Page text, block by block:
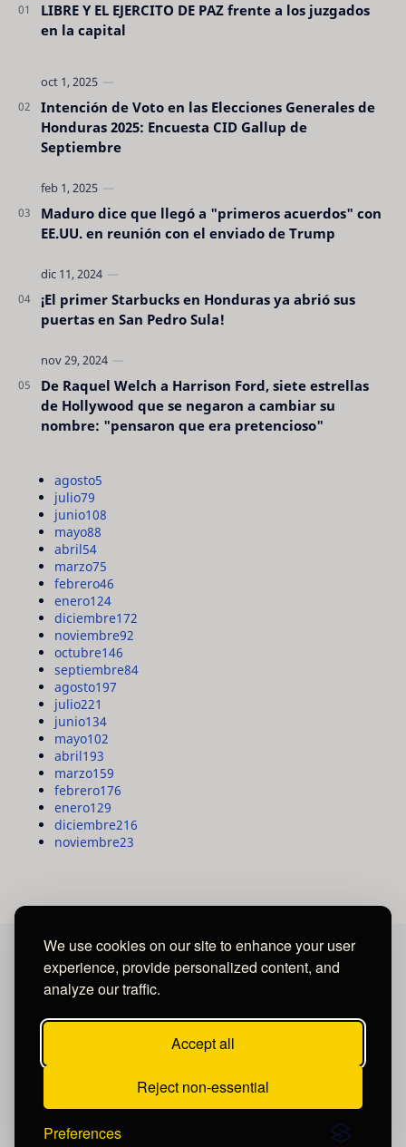
We use cookies on our site to enhance your user
experience, provide personalized content, and
analyze our traffic.
Accept all
Reject non-essential
Preferences
LIBRE Y EL EJERCITO DE PAZ frente a los juzgados
en la capital
Intención de Voto en las Elecciones Generales de
Honduras 2025: Encuesta CID Gallup de
Septiembre
Maduro dice que llegó a "primeros acuerdos" con
EE.UU. en reunión con el enviado de Trump
¡El primer Starbucks en Honduras ya abrió sus
puertas en San Pedro Sula!
De Raquel Welch a Harrison Ford, siete estrellas
de Hollywood que se negaron a cambiar su
nombre: "pensaron que era pretencioso"
agosto5
julio79
junio108
mayo88
abril54
marzo75
febrero46
enero124
diciembre172
noviembre92
octubre146
septiembre84
agosto197
julio221
junio134
mayo102
abril193
marzo159
febrero176
enero129
diciembre216
noviembre23
MAYA MEDIA GROUP
Ubicados en Tegucigalpa - Honduras.